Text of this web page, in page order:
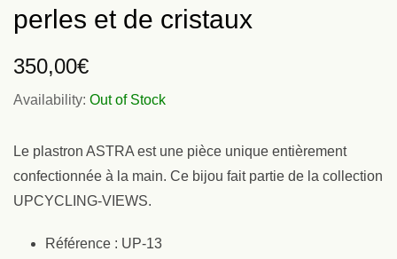
perles et de cristaux
350,00€
Availability: Out of Stock
Le plastron ASTRA est une pièce unique entièrement
confectionnée à la main. Ce bijou fait partie de la collection
UPCYCLING-VIEWS.
Référence : UP-13